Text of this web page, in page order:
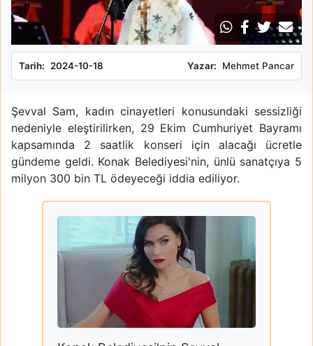
Tarih: 2024-10-18 Yazar: Mehmet Pancar
Şevval Sam, kadın cinayetleri konusundaki sessizliği
nedeniyle eleştirilirken, 29 Ekim Cumhuriyet Bayramı
kapsamında 2 saatlik konseri için alacağı ücretle
gündeme geldi. Konak Belediyesi'nin, ünlü sanatçıya 5
milyon 300 bin TL ödeyeceği iddia ediliyor.